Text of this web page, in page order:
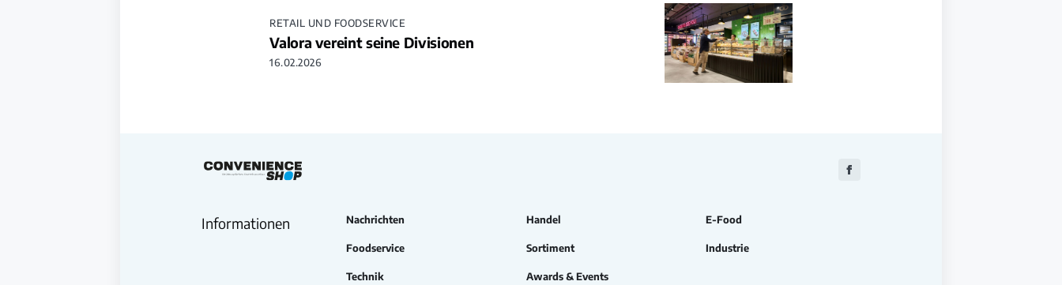
RETAIL UND FOODSERVICE
Valora vereint seine Divisionen
16.02.2026
Zu
Informationen Nachrichten Handel E-Food
Foodservice Sortiment Industrie
Technik Awards & Events